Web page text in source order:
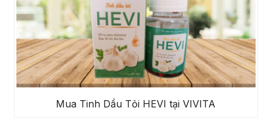
Mua Tinh Dầu Tỏi HEVI tại VIVITA